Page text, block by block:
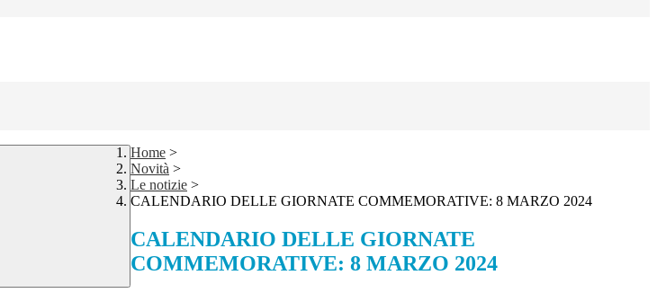
Home >
Novità >
Le notizie >
CALENDARIO DELLE GIORNATE COMMEMORATIVE: 8 MARZO 2024
CALENDARIO DELLE GIORNATE
COMMEMORATIVE: 8 MARZO 2024